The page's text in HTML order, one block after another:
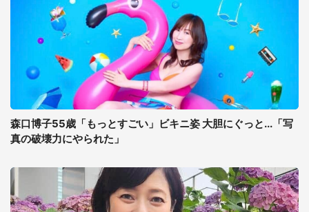
森口博子55歳「もっとすごい」ビキニ姿 大胆にぐっと...「写
真の破壊力にやられた」